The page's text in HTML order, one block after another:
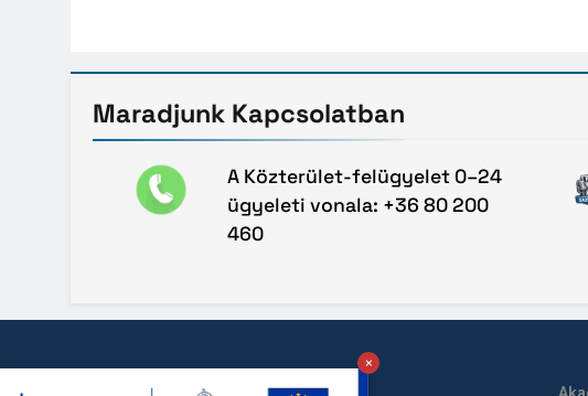
Maradjunk Kapcsolatban
A Közterület-felügyelet 0–24
ügyeleti vonala: +36 80 200
460
×